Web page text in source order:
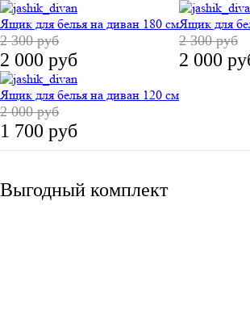
Ящик для белья на диван 180 см
2 300 руб
2 000 руб
Ящик для
2 300 руб
2 000
Ящик для белья на диван 120 см
2 000 руб
1 700 руб
Выгодный комплект